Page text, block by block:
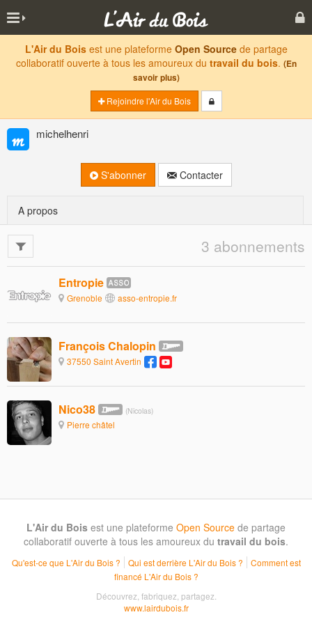
L'Air du Boisest une plateforme Open Sourcede partage
collaboratif ouverte à tous les amoureux du travail du bois. (En
savoir plus)
Rejoindre l'Air du Bois
michelhenri
S'abonner Contacter
A propos
3 abonnements
Entropie
Grenoble asso-entropie.fr
François Chalopin
37550 Saint Avertin
Nico38 (Nicolas)
Pierre châtel
L'Air du Bois est une plateforme Open Source de partage
collaboratif ouverte à tous les amoureux du travail du bois.
Qu'est-ce que L'Air du Bois ? Qui est derrière L'Air du Bois ?
Comment est
financé L'Air du Bois ?
Découvrez, fabriquez, partagez.
www.lairdubois.fr